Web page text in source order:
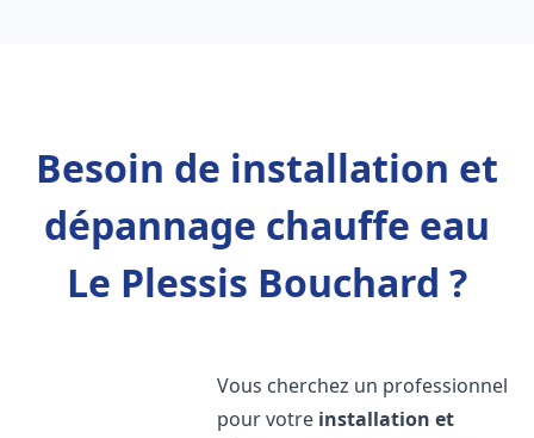
Besoin de installation et
dépannage chauffe eau
Le Plessis Bouchard ?
Vous cherchez un professionnel
pour votre installation et